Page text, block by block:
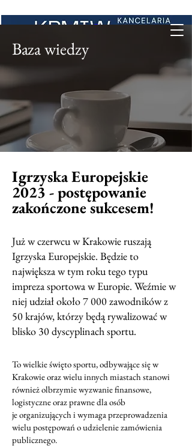
Baza wiedzy
Igrzyska Europejskie
2023 - postępowanie
zakończone sukcesem!
Już w czerwcu w Krakowie ruszają
Igrzyska Europejskie. Będzie to
największa w tym roku tego typu
impreza sportowa w Europie. Weźmie w
niej udział około 7 000 zawodników z
50 krajów, którzy będą rywalizować w
blisko 30 dyscyplinach sportu.
To wielkie święto sportu, odbywające się w
Krakowie oraz wielu innych miastach stanowi
również olbrzymie wyzwanie finansowe,
logistyczne oraz prawne dla osób
je organizujących i wymaga przeprowadzenia
wielu postępowań o udzielenie zamówienia
publicznego.